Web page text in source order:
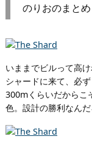
のりおのまとめ
いままでビルって高
シャードに来て、必
300mくらいだからこ
色。設計の勝利なんだ